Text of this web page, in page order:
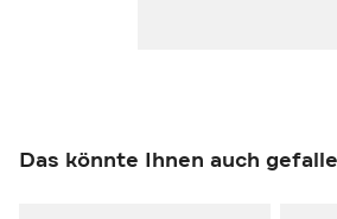
Das könnte Ihnen auch